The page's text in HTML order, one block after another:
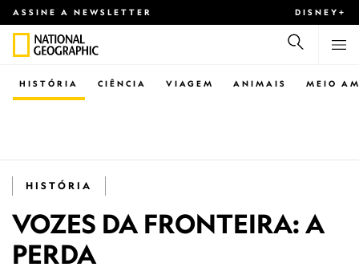
ASSINE A NEWSLETTER DISNEY+
CIÊNCIA VIAGEM ANIMAIS
HISTÓRIA MEIO
HISTÓRIA
VOZES DA FRONTEIRA: A
PERDA